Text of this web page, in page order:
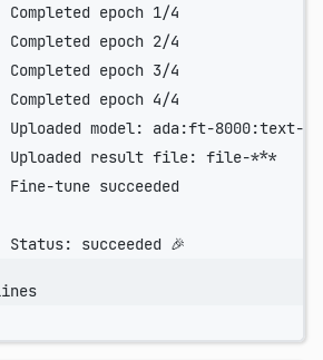
Completed epoch 1/4
Completed epoch 2/4
Completed epoch 3/4
Completed epoch 4/4
Uploaded model: ada:ft-8000:text-
Uploaded result file: file-***
Fine-tune succeeded
Status: succeeded 🎉